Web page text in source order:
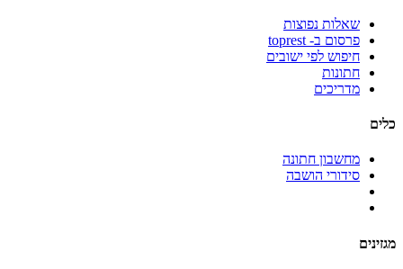
שאלות נפוצות
פרסום ב- toprest
חיפוש לפי ישובים
חתונות
מדריכים
כלים
מחשבון חתונה
סידורי הושבה
מגזינים